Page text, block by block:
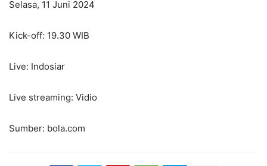
Selasa, 11 Juni 2024
Kick-off: 19.30 WIB
Live: Indosiar
Live streaming: Vidio
Sumber: bola.com